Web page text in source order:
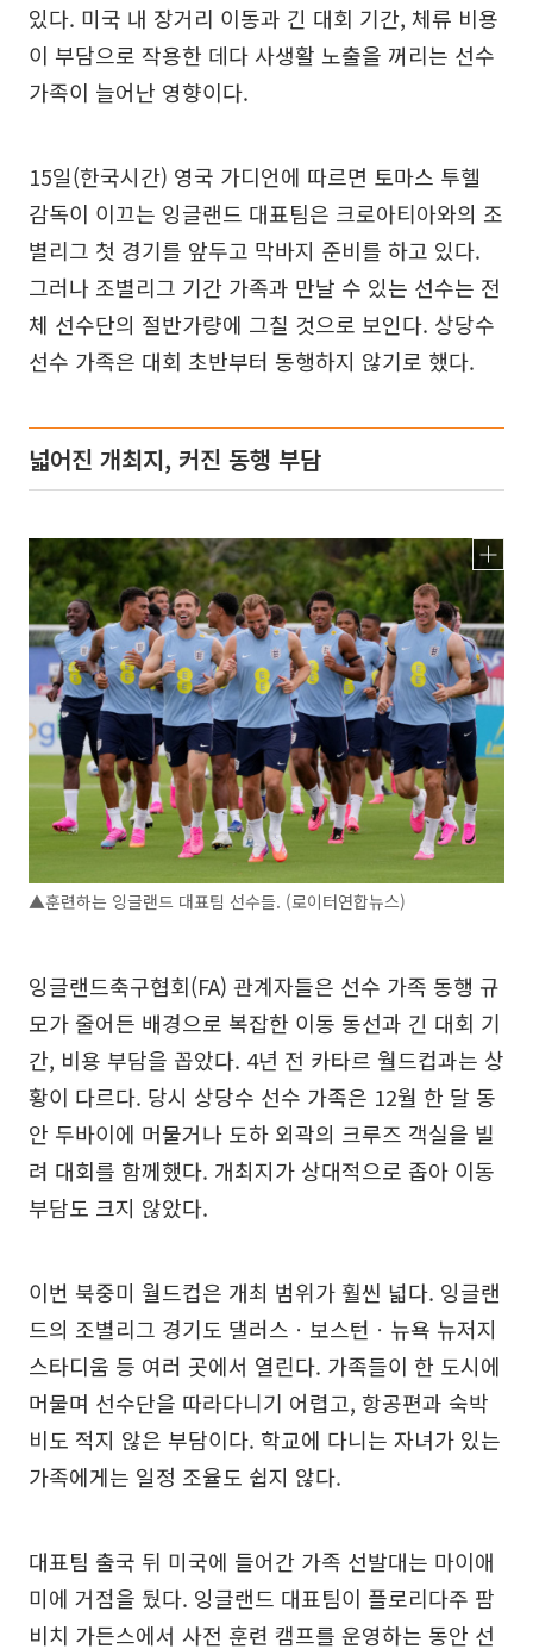
있다. 미국 내 장거리 이동과 긴 대회 기간, 체류 비용
이 부담으로 작용한 데다 사생활 노출을 꺼리는 선수
가족이 늘어난 영향이다.
15일(한국시간) 영국 가디언에 따르면 토마스 투헬
감독이 이끄는 잉글랜드 대표팀은 크로아티아와의 조
별리그 첫 경기를 앞두고 막바지 준비를 하고 있다.
그러나 조별리그 기간 가족과 만날 수 있는 선수는 전
체 선수단의 절반가량에 그칠 것으로 보인다. 상당수
선수 가족은 대회 초반부터 동행하지 않기로 했다.
넓어진 개최지, 커진 동행 부담
▲훈련하는 잉글랜드 대표팀 선수들. (로이터연합뉴스)
잉글랜드축구협회(FA) 관계자들은 선수 가족 동행 규
모가 줄어든 배경으로 복잡한 이동 동선과 긴 대회 기
간, 비용 부담을 꼽았다. 4년 전 카타르 월드컵과는 상
황이 다르다. 당시 상당수 선수 가족은 12월 한 달 동
안 두바이에 머물거나 도하 외곽의 크루즈 객실을 빌
려 대회를 함께했다. 개최지가 상대적으로 좁아 이동
부담도 크지 않았다.
이번 북중미 월드컵은 개최 범위가 훨씬 넓다. 잉글랜
드의 조별리그 경기도 댈러스ㆍ보스턴ㆍ뉴욕 뉴저지
스타디움 등 여러 곳에서 열린다. 가족들이 한 도시에
머물며 선수단을 따라다니기 어렵고, 항공편과 숙박
비도 적지 않은 부담이다. 학교에 다니는 자녀가 있는
가족에게는 일정 조율도 쉽지 않다.
대표팀 출국 뒤 미국에 들어간 가족 선발대는 마이애
미에 거점을 뒀다. 잉글랜드 대표팀이 플로리다주 팜
비치 가든스에서 사전 훈련 캠프를 운영하는 동안 선